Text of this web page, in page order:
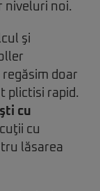
niveluri noi.
şi
regăsim doar
plictisi rapid.
cu
cu
lăsarea